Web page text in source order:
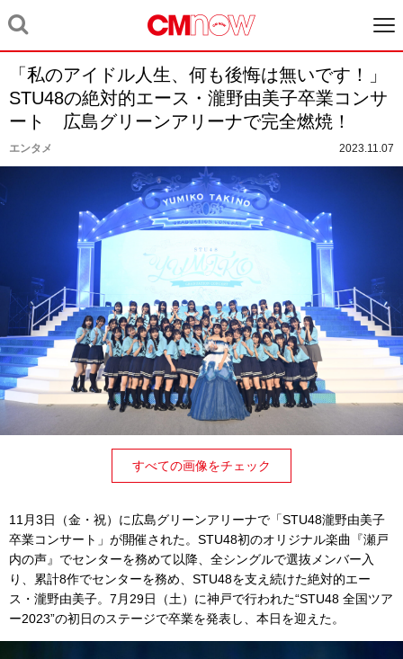
「私のアイドル人生、何も後悔は無いです！」
STU48の絶対的エース・瀧野由美子卒業コンサ
ート 広島グリーンアリーナで完全燃焼！
エンタメ 2023.11.07
すべての画像をチェック
11月3日（金・祝）に広島グリーンアリーナで「STU48瀧野由美子
卒業コンサート」が開催された。STU48初のオリジナル楽曲『瀬戸
内の声』でセンターを務めて以降、全シングルで選抜メンバー入
り、累計8作でセンターを務め、STU48を支え続けた絶対的エー
ス・瀧野由美子。7月29日（土）に神戸で行われた“STU48 全国ツア
ー2023”の初日のステージで卒業を発表し、本日を迎えた。